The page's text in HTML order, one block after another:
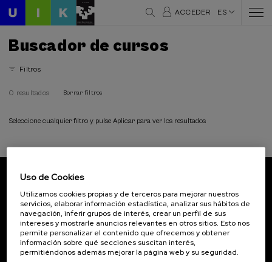
ACCEDER ES
Buscador de cursos
Filtros
0 resultados Borrar filtros
Seleccione cualquier filtro y pulse Aplicar para ver los resultados
Inscríbete para ser el primero/a en recibir las
novedades de UIK.
Suscribirse
Uso de Cookies
Utilizamos cookies propias y de terceros para mejorar nuestros
servicios, elaborar información estadística, analizar sus hábitos de
navegación, inferir grupos de interés, crear un perfil de sus
intereses y mostrarle anuncios relevantes en otros sitios. Esto nos
permite personalizar el contenido que ofrecemos y obtener
información sobre qué secciones suscitan interés,
permitiéndonos además mejorar la página web y su seguridad.